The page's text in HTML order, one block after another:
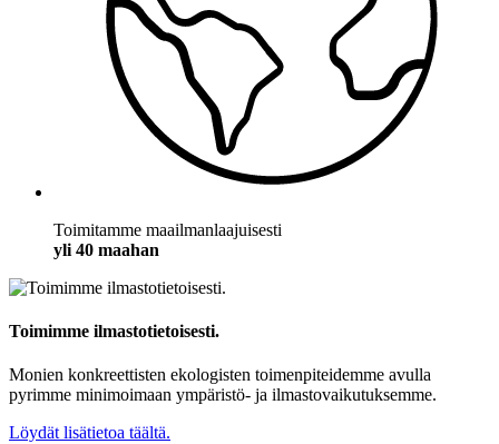
Toimitamme maailmanlaajuisesti
yli 40 maahan
Toimimme ilmastotietoisesti.
Monien konkreettisten ekologisten toimenpiteidemme avulla
pyrimme minimoimaan ympäristö- ja ilmastovaikutuksemme.
Löydät lisätietoa täältä.